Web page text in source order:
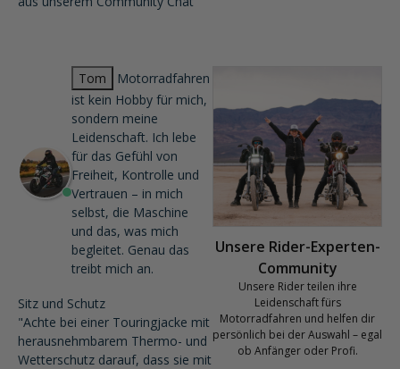
Tom
Motorradfahren
ist kein Hobby für mich,
sondern meine
Leidenschaft. Ich lebe
für das Gefühl von
Freiheit, Kontrolle und
Vertrauen – in mich
selbst, die Maschine
und das, was mich
begleitet. Genau das
treibt mich an.
Sitz und Schutz
"Achte bei einer Touringjacke mit
herausnehmbarem Thermo- und
Wetterschutz darauf, dass sie mit
Unsere Rider-Experten-
Community
Unsere Rider teilen ihre
Leidenschaft fürs
Motorradfahren und helfen dir
persönlich bei der Auswahl – egal
ob Anfänger oder Profi.